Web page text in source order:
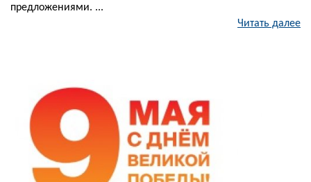
предложениями. ...
Читать далее